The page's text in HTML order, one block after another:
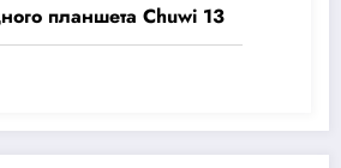
планшета Chuwi 13